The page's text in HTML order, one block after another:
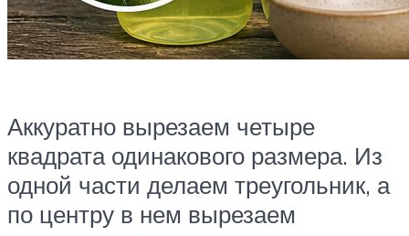
Аккуратно вырезаем четыре
квадрата одинакового размера. Из
одной части делаем треугольник, а
по центру в нем вырезаем